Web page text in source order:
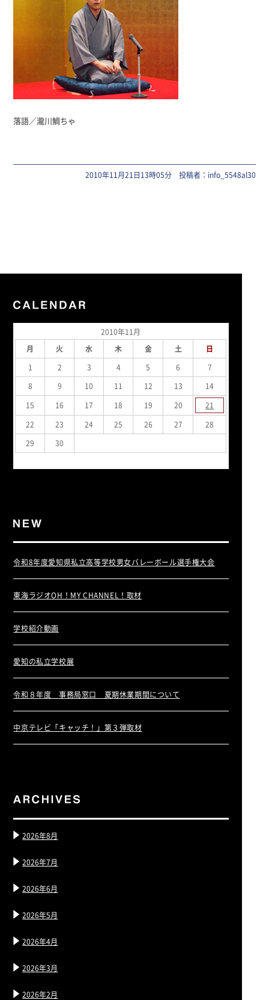
落語／瀧川鯛ちゃ
2010年11月21日13時05分 投稿者：info_5548al30
2010年11月
月
火 水 木 金 土
日
1
2 3 4 5 6
7
8
9 10 11 12 13
14
15
16 17 18 19 20
21
22
23 24 25 26 27
28
29
30
令和8年度愛知県私立高等学校男女バレーボール選手権大会
東海ラジオOH！MY CHANNEL！取材
学校紹介動画
愛知の私立学校展
令和８年度 事務局窓口 夏期休業期間について
中京テレビ「キャッチ！」第３弾取材
2026年8月
2026年7月
2026年6月
2026年5月
2026年4月
2026年3月
2026年2月